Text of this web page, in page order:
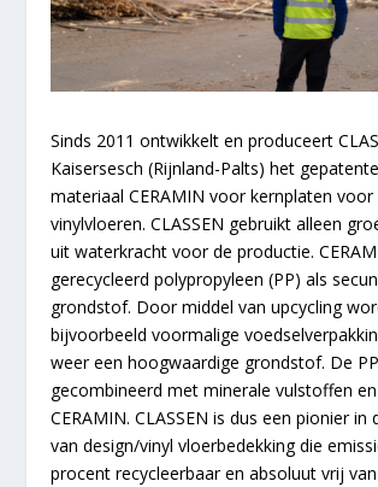
Sinds 2011 ontwikkelt en produceert
Kaisersesch (Rijnland-Palts) het
materiaal CERAMIN voor kernplaten voor
vinylvloeren. CLASSEN gebruikt alleen
uit waterkracht voor de productie.
gerecycleerd polypropyleen (PP) als
grondstof. Door middel van upcycling
bijvoorbeeld voormalige
weer een hoogwaardige grondstof. De
gecombineerd met minerale vulstoffen
CERAMIN. CLASSEN is dus een pionier in
van design/vinyl vloerbedekking die
procent recycleerbaar en absoluut vrij van